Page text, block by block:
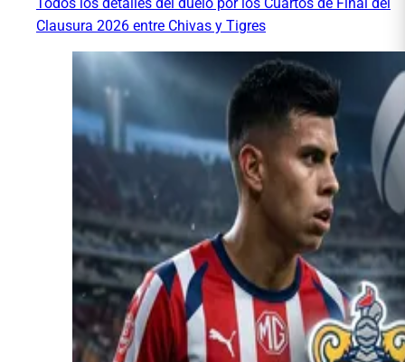
Clausura 2026 entre Chivas y Tigres